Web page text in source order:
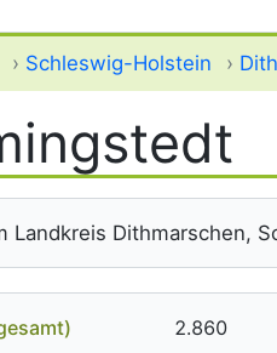
› Schleswig-Holstein ›
Landkreis Dithmarschen,
2.860